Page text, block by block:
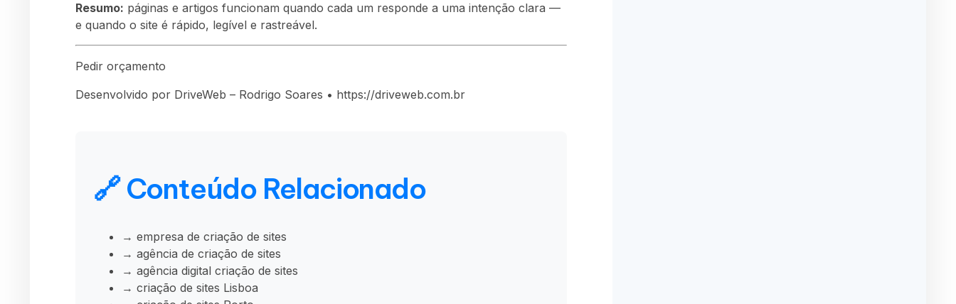
Resumo: páginas e artigos funcionam quando cada um responde a uma intenção clara —
e quando o site é rápido, legível e rastreável.
Pedir orçamento
Desenvolvido por DriveWeb – Rodrigo Soares • https://driveweb.com.br
🔗 Conteúdo Relacionado
→ empresa de criação de sites
→ agência de criação de sites
→ agência digital criação de sites
→ criação de sites Lisboa